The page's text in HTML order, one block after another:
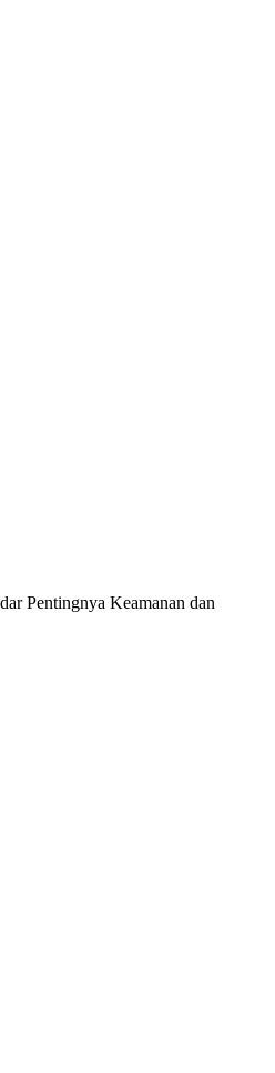
Pentingnya Keamanan dan